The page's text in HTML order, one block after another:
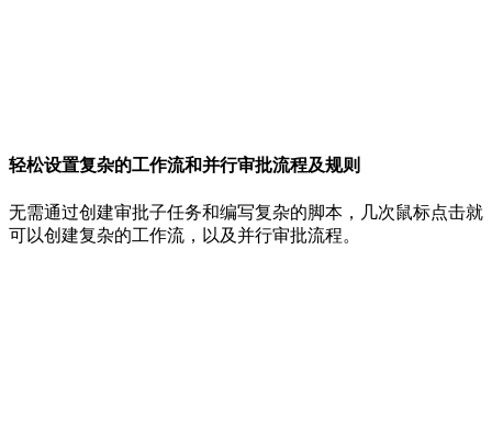
轻松设置复杂的工作流和并行审批流程及规则
无需通过创建审批子任务和编写复杂的脚本，几次鼠标点击就
可以创建复杂的工作流，以及并行审批流程。